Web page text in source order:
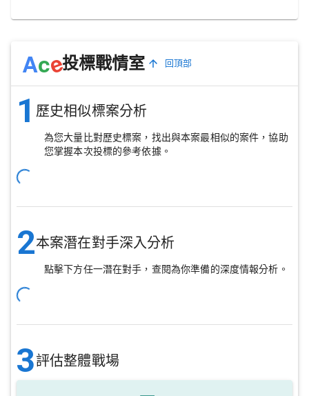
Ace投標戰情室 回頂部
1 歷史相似標案分析
為您大量比對歷史標案，找出與本案最相似的案件，協助
您掌握本次投標的參考依據。
2本案潛在對手深入分析
點擊下方任一潛在對手，查閱為你準備的深度情報分析。
3評估整體戰場